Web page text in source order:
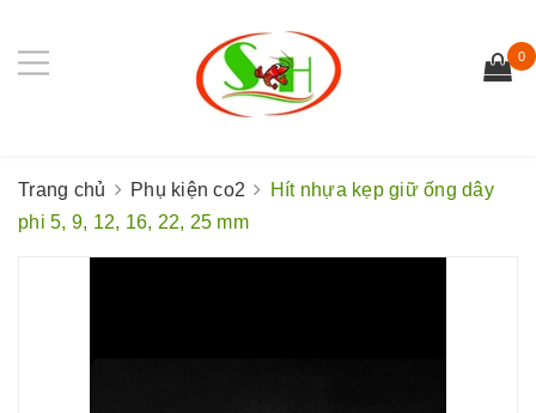
0
Trang chủ Phụ kiện co2
Hít nhựa kẹp giữ ống dây
phi 5, 9, 12, 16, 22, 25 mm